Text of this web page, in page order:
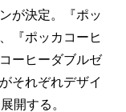
が決定。『ポッ
『ポッカコーヒ
ーヒーダブルゼ
それぞれデザイ
開する。